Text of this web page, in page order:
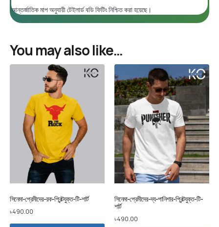
আন্তর্জাতিক মাপ অনুযায়ী টেইলার্ড বডি ফিটিং নিশ্চিত করা হয়েছে।
You may also like…
সিনেমা-প্রেমীদের-রক-প্রিন্টযুক্ত-টি-শার্ট
৳490.00
সিনেমা-প্রেমীদের-দ্য-পানিশার-প্রিন্টযুক্ত-টি-
শার্ট
৳490.00